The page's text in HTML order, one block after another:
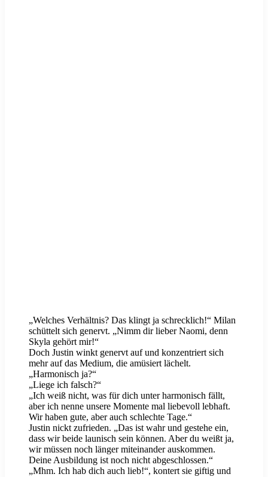
„Welches Verhältnis? Das klingt ja schrecklich!“ Milan
schüttelt sich genervt. „Nimm dir lieber Naomi, denn
Skyla gehört mir!“
Doch Justin winkt genervt auf und konzentriert sich
mehr auf das Medium, die amüsiert lächelt.
„Harmonisch ja?“
„Liege ich falsch?“
„Ich weiß nicht, was für dich unter harmonisch fällt,
aber ich nenne unsere Momente mal liebevoll lebhaft.
Wir haben gute, aber auch schlechte Tage.“
Justin nickt zufrieden. „Das ist wahr und gestehe ein,
dass wir beide launisch sein können. Aber du weißt ja,
wir müssen noch länger miteinander auskommen.
Deine Ausbildung ist noch nicht abgeschlossen.“
„Mhm. Ich hab dich auch lieb!“, kontert sie giftig und